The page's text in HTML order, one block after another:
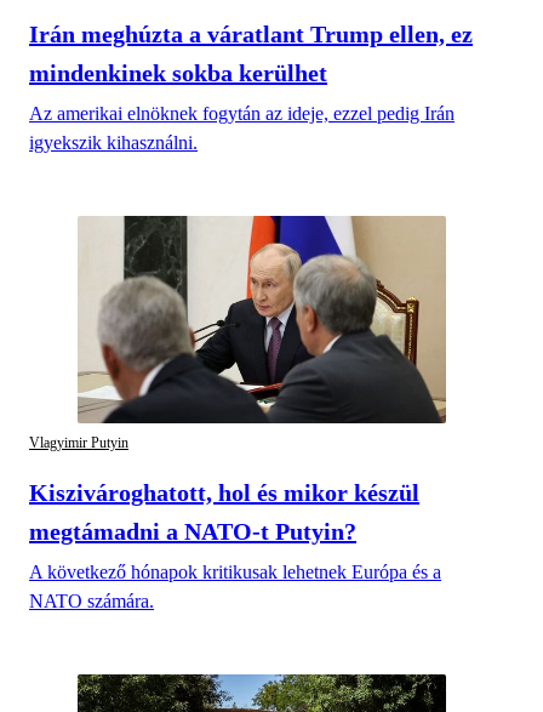
Irán meghúzta a váratlant Trump ellen, ez
mindenkinek sokba kerülhet
Az amerikai elnöknek fogytán az ideje, ezzel pedig Irán
igyekszik kihasználni.
Vlagyimir Putyin
Kiszivároghatott, hol és mikor készül
megtámadni a NATO-t Putyin?
A következő hónapok kritikusak lehetnek Európa és a
NATO számára.